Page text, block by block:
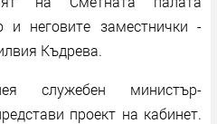
и неговите заместнички -
Къдрева.
служебен министър-
проект на кабинет.